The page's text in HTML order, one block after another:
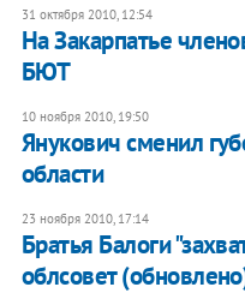
31 октября 2010, 12:54
На Закарпатье
БЮТ
10 ноября 2010, 19:50
Янукович сменил
области
23 ноября 2010, 17:14
Братья Балоги
облсовет